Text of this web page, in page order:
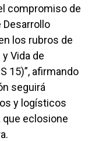
compromiso de
Desarrollo
los rubros de
Vida de
15)”, afirmando
seguirá
y logísticos
que eclosione